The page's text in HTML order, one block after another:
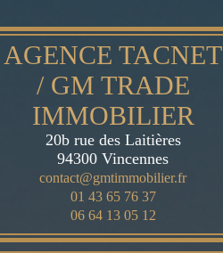
AGENCE TACNET
/ GM TRADE
IMMOBILIER
20b rue des Laitières
94300 Vincennes
contact@gmtimmobilier.fr
01 43 65 76 37
06 64 13 05 12